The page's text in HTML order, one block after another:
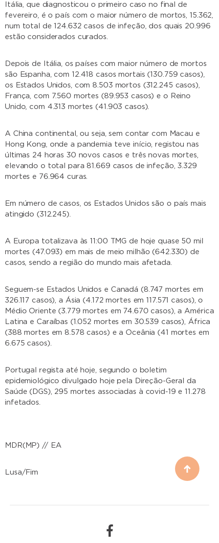
Itália, que diagnosticou o primeiro caso no final de
fevereiro, é o país com o maior número de mortos, 15.362,
num total de 124.632 casos de infeção, dos quais 20.996
estão considerados curados.
Depois de Itália, os países com maior número de mortos
são Espanha, com 12.418 casos mortais (130.759 casos),
os Estados Unidos, com 8.503 mortos (312.245 casos),
França, com 7.560 mortes (89.953 casos) e o Reino
Unido, com 4.313 mortes (41.903 casos).
A China continental, ou seja, sem contar com Macau e
Hong Kong, onde a pandemia teve início, registou nas
últimas 24 horas 30 novos casos e três novas mortes,
elevando o total para 81.669 casos de infeção, 3.329
mortes e 76.964 curas.
Em número de casos, os Estados Unidos são o país mais
atingido (312.245).
A Europa totalizava às 11:00 TMG de hoje quase 50 mil
mortes (47.093) em mais de meio milhão (642.330) de
casos, sendo a região do mundo mais afetada.
Seguem-se Estados Unidos e Canadá (8.747 mortes em
326.117 casos), a Ásia (4.172 mortes em 117.571 casos), o
Médio Oriente (3.779 mortes em 74.670 casos), a América
Latina e Caraíbas (1.052 mortes em 30.539 casos), África
(388 mortes em 8.578 casos) e a Oceânia (41 mortes em
6.675 casos).
Portugal regista até hoje, segundo o boletim
epidemiológico divulgado hoje pela Direção-Geral da
Saúde (DGS), 295 mortes associadas à covid-19 e 11.278
infetados.
MDR(MP) // EA
Lusa/Fim